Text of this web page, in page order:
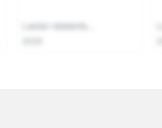
Laster relaterte...